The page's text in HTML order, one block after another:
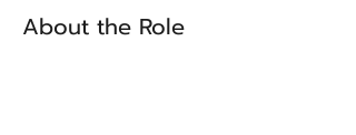
About the Role